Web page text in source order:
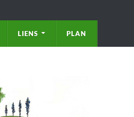
LIENS PLAN